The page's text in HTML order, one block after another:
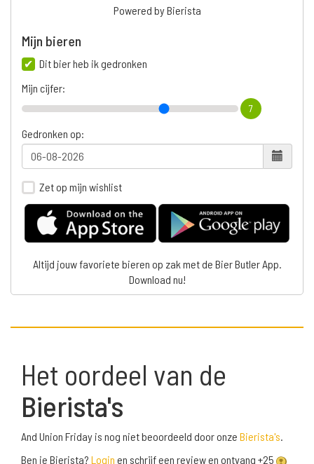
Powered by Bierista
Mijn bieren
Dit bier heb ik gedronken
Mijn cijfer:
7
Gedronken op:
Zet op mijn wishlist
Altijd jouw favoriete bieren op zak met de Bier Butler App.
Download nu!
Het oordeel van de
Bierista's
And Union Friday is nog niet beoordeeld door onze Bierista's.
Ben je Bierista? Login en schrijf een review en ontvang +25